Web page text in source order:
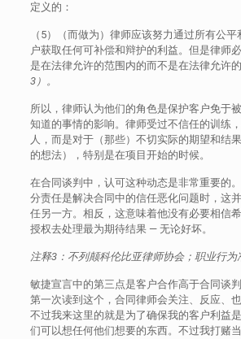
定义的：
（5）（而做为）律师应该努力通过所有公
户获取任何可补偿和辩护的利益。但是律师
是在法律允许的范围内的而不是在法律允许
3） 。
所以，律师认为他们的角色是保护客户免于
知道的事情的影响。律师受过不信任的训练
人，而是对于（那些）不切实际的期望和结
的想法），特别是在项目开始的时候。
在合同谈判中，认可这种动态是非常重要的
分责任是解决合同中的信任恶化问题时，这
任另一方。相反，这意味着他没有必要相信
授权去处理最为期待结果 — 无论好坏。
注释3：不列颠科伦比亚律师协会；职业行为
敏捷宣言中的第三点是客户合作高于合同谈
第一次读到这个，合同律师会关注、反应、
不过我来这里的就是为了确保我的客户利益
们可以想任何他们想要的东西。不过我打赌